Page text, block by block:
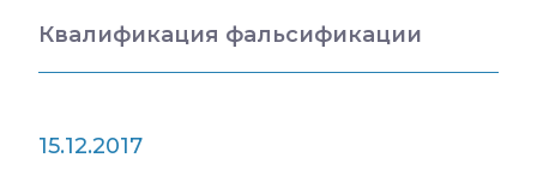
Квалификация фальсификации
15.12.2017